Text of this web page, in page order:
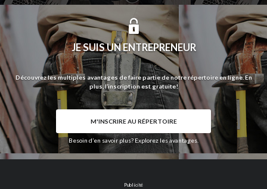
JE SUIS UN ENTREPRENEUR
Découvrez les multiples avantages de faire partie de notre répertoire en ligne. En
plus, l’inscription est gratuite!
M'INSCRIRE AU RÉPERTOIRE
Besoin d’en savoir plus? Explorez les avantages.
Publicité